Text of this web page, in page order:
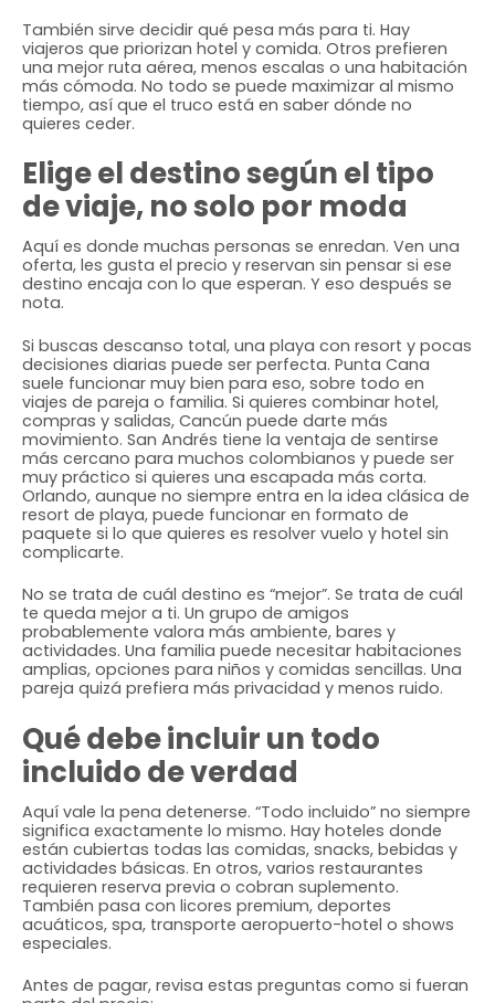
También sirve decidir qué pesa más para ti. Hay
viajeros que priorizan hotel y comida. Otros prefieren
una mejor ruta aérea, menos escalas o una habitación
más cómoda. No todo se puede maximizar al mismo
tiempo, así que el truco está en saber dónde no
quieres ceder.
Elige el destino según el tipo
de viaje, no solo por moda
Aquí es donde muchas personas se enredan. Ven una
oferta, les gusta el precio y reservan sin pensar si ese
destino encaja con lo que esperan. Y eso después se
nota.
Si buscas descanso total, una playa con resort y pocas
decisiones diarias puede ser perfecta. Punta Cana
suele funcionar muy bien para eso, sobre todo en
viajes de pareja o familia. Si quieres combinar hotel,
compras y salidas, Cancún puede darte más
movimiento. San Andrés tiene la ventaja de sentirse
más cercano para muchos colombianos y puede ser
muy práctico si quieres una escapada más corta.
Orlando, aunque no siempre entra en la idea clásica de
resort de playa, puede funcionar en formato de
paquete si lo que quieres es resolver vuelo y hotel sin
complicarte.
No se trata de cuál destino es “mejor”. Se trata de cuál
te queda mejor a ti. Un grupo de amigos
probablemente valora más ambiente, bares y
actividades. Una familia puede necesitar habitaciones
amplias, opciones para niños y comidas sencillas. Una
pareja quizá prefiera más privacidad y menos ruido.
Qué debe incluir un todo
incluido de verdad
Aquí vale la pena detenerse. “Todo incluido” no siempre
significa exactamente lo mismo. Hay hoteles donde
están cubiertas todas las comidas, snacks, bebidas y
actividades básicas. En otros, varios restaurantes
requieren reserva previa o cobran suplemento.
También pasa con licores premium, deportes
acuáticos, spa, transporte aeropuerto-hotel o shows
especiales.
Antes de pagar, revisa estas preguntas como si fueran